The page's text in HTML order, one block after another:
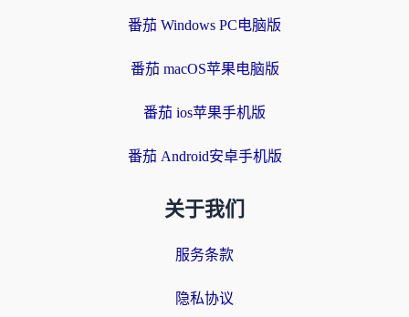
番茄 Windows PC电脑版
番茄 macOS苹果电脑版
番茄 ios苹果手机版
番茄 Android安卓手机版
关于我们
服务条款
隐私协议